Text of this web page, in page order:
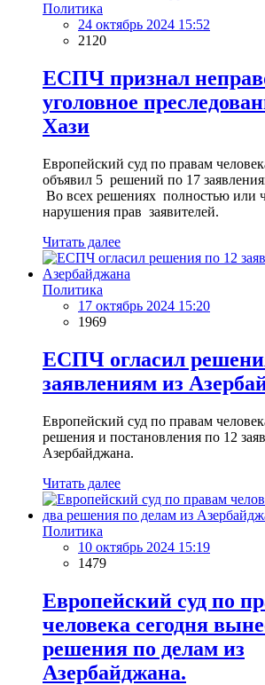
Политика
24 октябрь 2024 15:52
2120
ЕСПЧ признал
уголовное
Хази
Европейский суд по правам
объявил 5 решений по 17
Во всех решениях полностью или
нарушения прав заявителей.
Читать далее
Политика
17 октябрь 2024 15:20
1969
ЕСПЧ огласил
заявлениям из
Европейский суд по правам
решения и постановления по 12
Азербайджана.
Читать далее
Политика
10 октябрь 2024 15:19
1479
Европейский суд по
человека сегодня
решения по делам из
Азербайджана.